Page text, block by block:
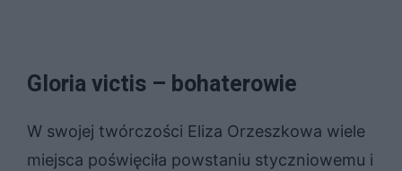
Gloria victis – bohaterowie
W swojej twórczości Eliza Orzeszkowa wiele
miejsca poświęciła powstaniu styczniowemu i